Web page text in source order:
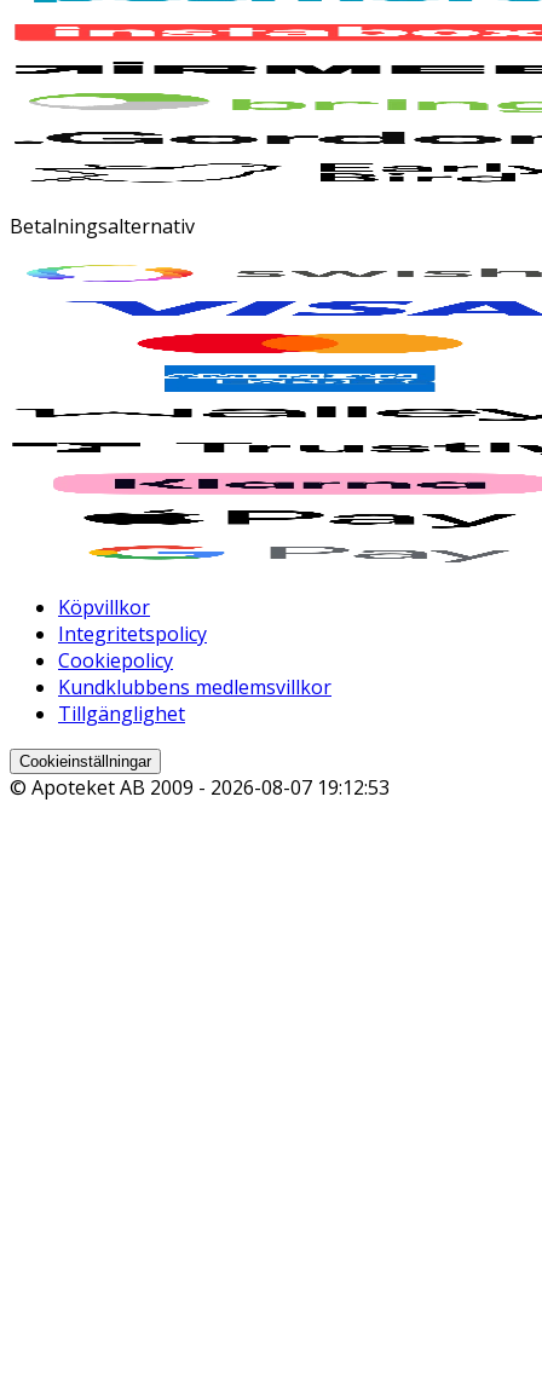
Betalningsalternativ
Köpvillkor
Integritetspolicy
Cookiepolicy
Kundklubbens medlemsvillkor
Tillgänglighet
Cookieinställningar
© Apoteket AB 2009 - 2026-08-07 19:12:53